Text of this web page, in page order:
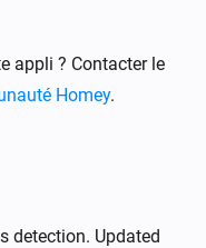
appli ? Contacter le
Homey.
detection. Updated